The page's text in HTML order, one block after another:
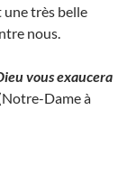
une très belle
nous.
vous exaucera
Dame à